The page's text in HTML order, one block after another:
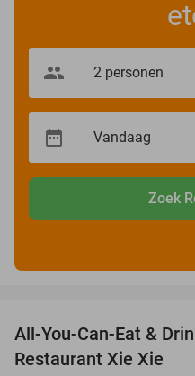
Zoek
All-You-Can-Eat &
Restaurant Xie Xie